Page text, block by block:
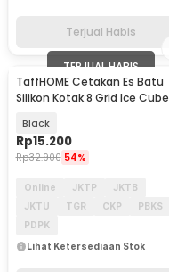
Terjual Habis
TERJUAL HABIS
TaffHOME Cetakan Es Batu
Silikon Kotak 8 Grid Ice Cube
Black
Rp15.200
Rp32.900 54%
Online JKTP
JKTB
JKTU
TGR CKP
PBKS
PDPK
Lihat Ketersediaan Stok